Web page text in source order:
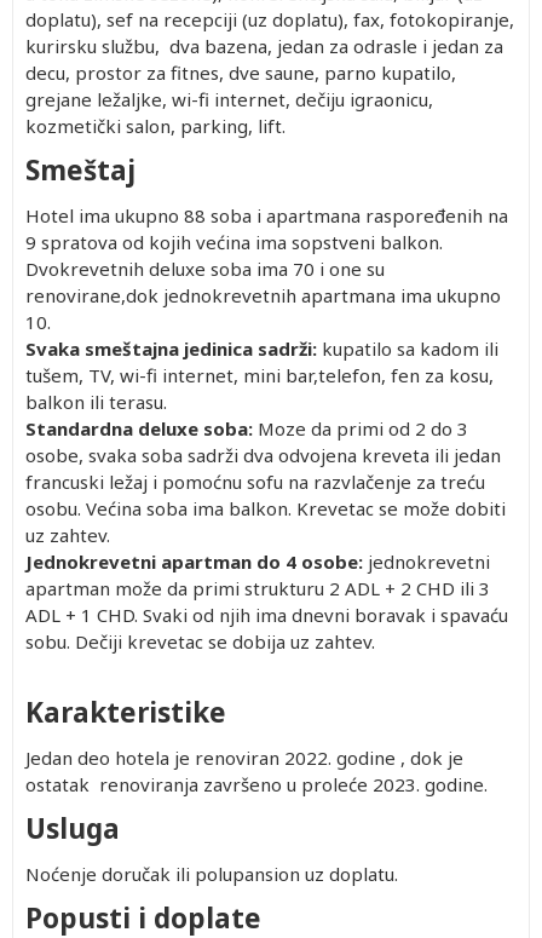
doplatu), sef na recepciji (uz doplatu), fax, fotokopiranje,
kurirsku službu, dva bazena, jedan za odrasle i jedan za
decu, prostor za fitnes, dve saune, parno kupatilo,
grejane ležaljke, wi-fi internet, dečiju igraonicu,
kozmetički salon, parking, lift.
Smeštaj
Hotel ima ukupno 88 soba i apartmana raspoređenih na
9 spratova od kojih većina ima sopstveni balkon.
Dvokrevetnih deluxe soba ima 70 i one su
renovirane,dok jednokrevetnih apartmana ima ukupno
10.
Svaka smeštajna jedinica sadrži: kupatilo sa kadom ili
tušem, TV, wi-fi internet, mini bar,telefon, fen za kosu,
balkon ili terasu.
Standardna deluxe soba: Moze da primi od 2 do 3
osobe, svaka soba sadrži dva odvojena kreveta ili jedan
francuski ležaj i pomoćnu sofu na razvlačenje za treću
osobu. Većina soba ima balkon. Krevetac se može dobiti
uz zahtev.
Jednokrevetni apartman do 4 osobe: jednokrevetni
apartman može da primi strukturu 2 ADL + 2 CHD ili 3
ADL + 1 CHD. Svaki od njih ima dnevni boravak i spavaću
sobu. Dečiji krevetac se dobija uz zahtev.
Karakteristike
Jedan deo hotela je renoviran 2022. godine , dok je
ostatak renoviranja završeno u proleće 2023. godine.
Usluga
Noćenje doručak ili polupansion uz doplatu.
Popusti i doplate